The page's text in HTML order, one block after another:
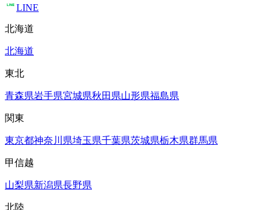
LINE
北海道
北海道
東北
青森県岩手県宮城県秋田県山形県福島県
関東
東京都神奈川県埼玉県千葉県茨城県栃木県群馬県
甲信越
山梨県新潟県長野県
北陸